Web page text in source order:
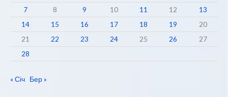
7
8 9 10 11 12
13
14
15 16 17 18 19
20
21
22 23 24 25 26
27
28
« Січ Бер »